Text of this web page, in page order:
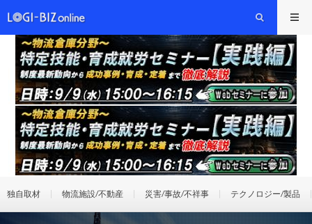
独自取材 物流施設/不動産 災害/事故/不祥事 テクノロジー/製品